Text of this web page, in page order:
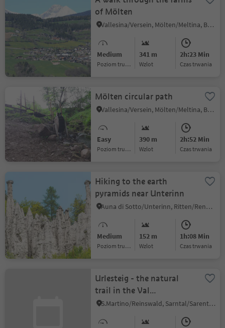
of Mölten
Vallesina/Versein, Mölten/Meltina, Bolzano/Bozen and environs
Medium
Poziom trudności
341 m
Wzlot
2h:23 Min
czas trwania
Mölten circular path
Vallesina/Versein, Mölten/Meltina, Bolzano/Bozen and environs
Easy
Poziom trudności
390 m
Wzlot
2h:52 Min
czas trwania
Hiking to the earth
pyramids near Unterinn
Auna di Sotto/Unterinn, Ritten/Renon, Bolzano/Bozen and environs
Medium
Poziom trudności
152 m
Wzlot
1h:08 Min
czas trwania
Urlesteig - the natural
trail in the Val
Sarentino/Sarntal Valley
S.Martino/Reinswald, Sarntal/Sarentino, Bolzano/Bozen and environs